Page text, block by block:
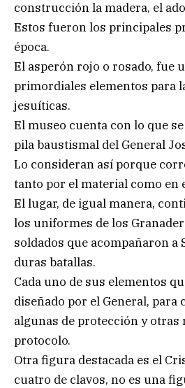
construcción la madera, el
Estos fueron los principales
época.
El asperón rojo o rosado, fue
primordiales elementos para
jesuíticas.
El museo cuenta con lo que
pila baustismal del General
Lo consideran así porque
tanto por el material como en
El lugar, de igual manera,
los uniformes de los
soldados que acompañaron a
duras batallas.
Cada uno de sus elementos
diseñado por el General,
algunas de protección y otras
protocolo.
Otra figura destacada es el
cuatro de clavos, no es una